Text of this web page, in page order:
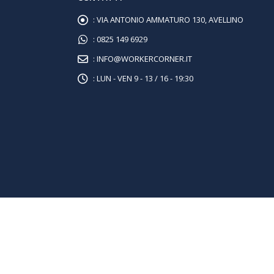
: VIA ANTONIO AMMATURO 130, AVELLINO
: 0825 149 6929
: INFO@WORKERCORNER.IT
: LUN - VEN 9 - 13 / 16 - 19:30